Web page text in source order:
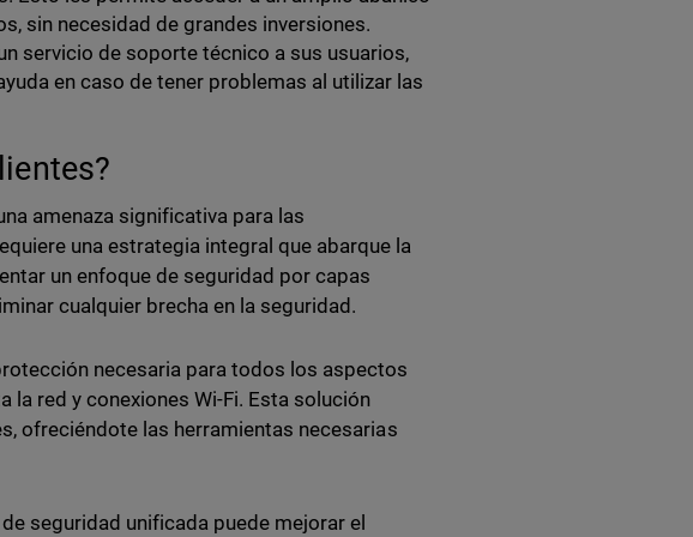
sin necesidad de grandes inversiones.
servicio de soporte técnico a sus usuarios,
en caso de tener problemas al utilizar las
amenaza significativa para las
una estrategia integral que abarque la
un enfoque de seguridad por capas
cualquier brecha en la seguridad.
necesaria para todos los aspectos
red y conexiones Wi-Fi. Esta solución
ofreciéndote las herramientas necesarias
seguridad unificada puede mejorar el